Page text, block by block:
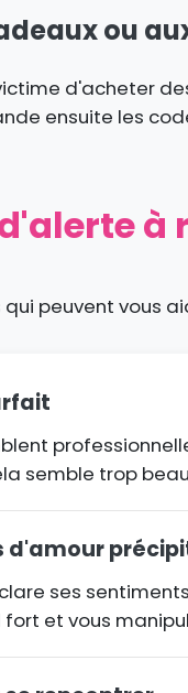
ou
d'acheter
ensuite les
à
qui peuvent vous
semble trop
d'amour
ses
et vous